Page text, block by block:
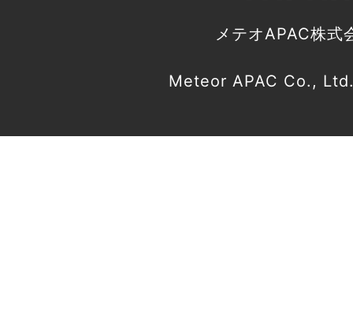
メテオAPAC株式
Meteor APAC Co.,